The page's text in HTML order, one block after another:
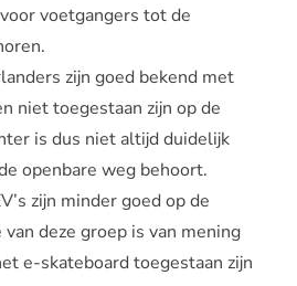
voetgangers tot de
zijn goed bekend met
niet toegestaan zijn op de
is dus niet altijd duidelijk
openbare weg behoort.
zijn minder goed op de
deze groep is van mening
e-skateboard toegestaan zijn